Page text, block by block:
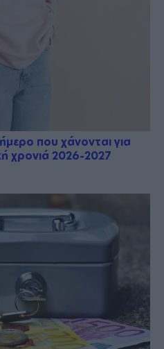
που χάνονται για
χρονιά 2026-2027